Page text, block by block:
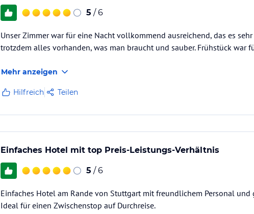
5 / 6
Unser Zimmer war für eine Nacht vollkommend ausreichend, das es
trotzdem alles vorhanden, was man braucht und sauber. Frühstück war
Mehr anzeigen
Hilfreich Teilen
Einfaches Hotel mit top Preis-Leistungs-Verhältnis
5 / 6
Einfaches Hotel am Rande von Stuttgart mit freundlichem Personal und
Ideal für einen Zwischenstop auf Durchreise.